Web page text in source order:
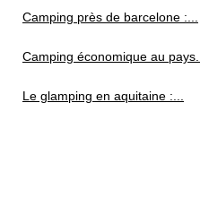
Camping près de barcelone :...
Camping économique au pays...
Le glamping en aquitaine :...